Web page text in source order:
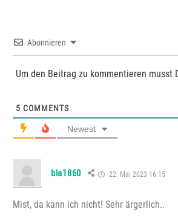
Abonnieren
Um den Beitrag zu kommentieren musst
5 COMMENTS
Newest
bla1860 22. Mai 2023 16:15
Mist, da kann ich nicht! Sehr ärgerlich..